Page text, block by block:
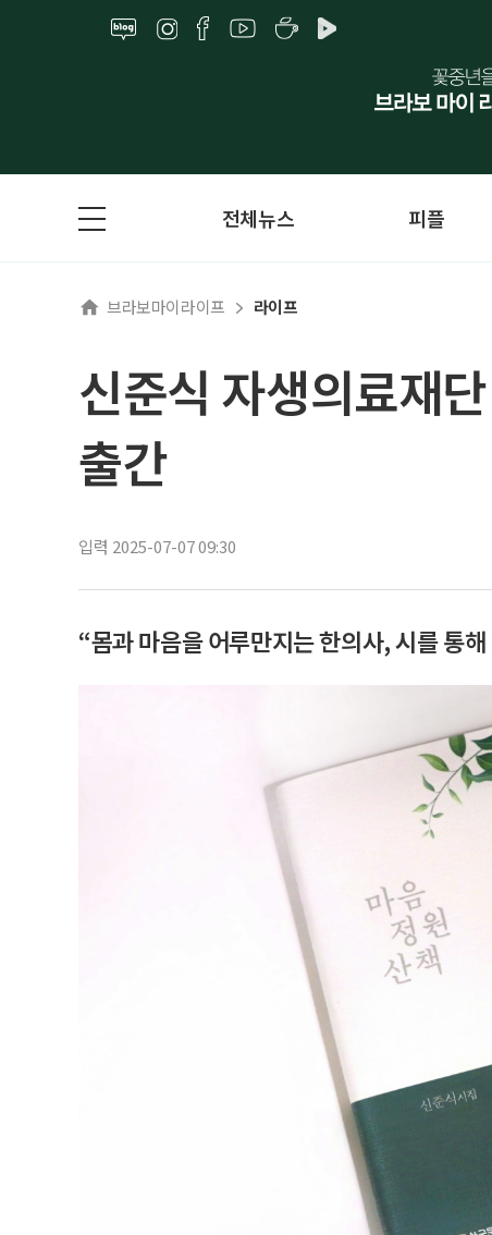
전체뉴스 피플
브라보마이라이프 라이프
신준식 자생의료재
출간
입력 2025-07-07 09:30
“몸과 마음을 어루만지는 한의사, 시를 통